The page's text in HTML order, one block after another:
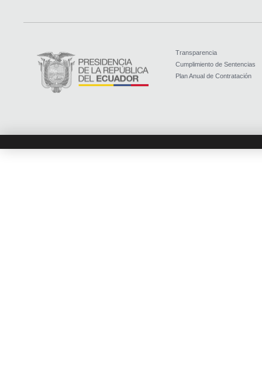
Transparencia
Cumplimiento de Sentencias
Plan Anual de Contratación